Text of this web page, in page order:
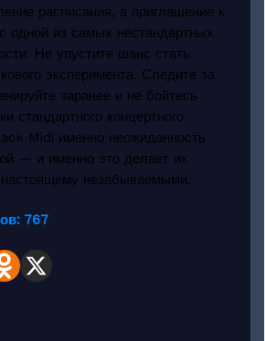
расписания, а приглашение к
одной из самых нестандартных
Не упустите шанс стать
эксперимента. Следите за
заранее и не бойтесь
стандартного концертного
Midi именно неожиданность
— и именно это делает их
незабываемыми.
767